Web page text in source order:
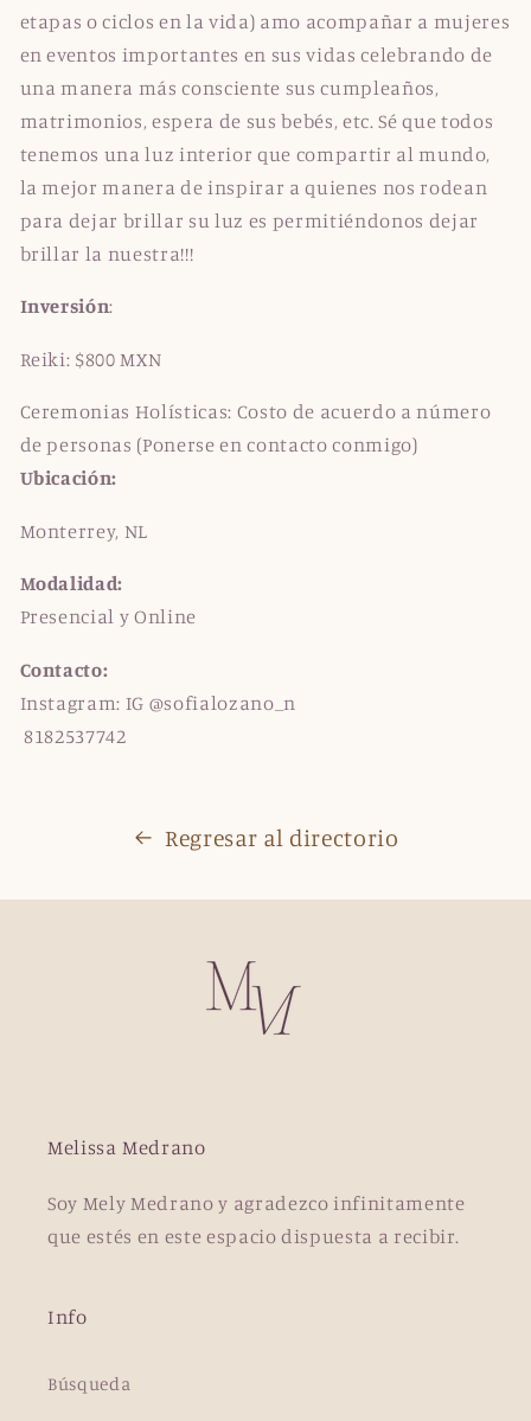
etapas o ciclos en la vida) amo acompañar a mujeres
en eventos importantes en sus vidas celebrando de
una manera más consciente sus cumpleaños,
matrimonios, espera de sus bebés, etc. Sé que todos
tenemos una luz interior que compartir al mundo,
la mejor manera de inspirar a quienes nos rodean
para dejar brillar su luz es permitiéndonos dejar
brillar la nuestra!!!
Inversión:
Reiki: $800 MXN
Ceremonias Holísticas: Costo de acuerdo a número
de personas (Ponerse en contacto conmigo)
Ubicación:
Monterrey, NL
Modalidad:
Presencial y Online
Contacto:
Instagram: IG @sofialozano_n
8182537742
Regresar al directorio
Melissa Medrano
Soy Mely Medrano y agradezco infinitamente
que estés en este espacio dispuesta a recibir.
Info
Búsqueda